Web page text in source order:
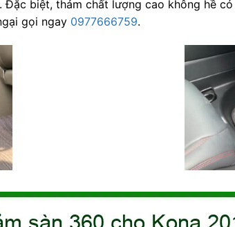
Đặc biệt, thảm chất lượng cao không hề
gọi ngay 0977666759.